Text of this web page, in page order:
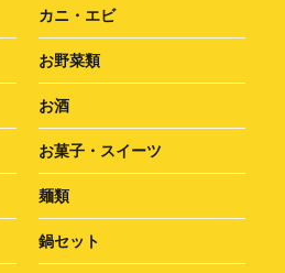
カニ・エビ
お野菜類
お酒
お菓子・スイーツ
麺類
鍋セット